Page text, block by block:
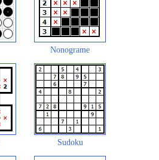
Nonograme
Sudoku